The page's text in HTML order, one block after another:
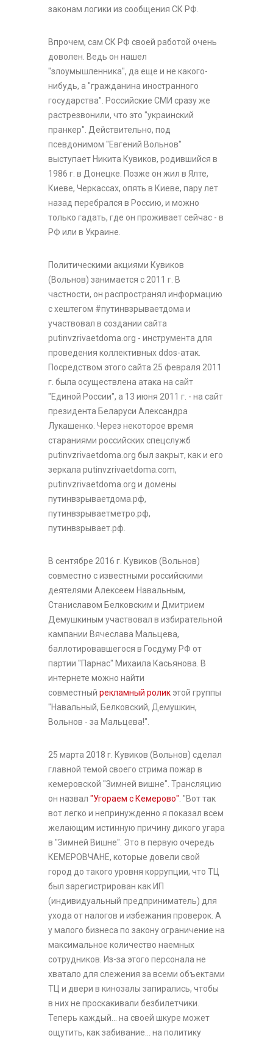
законам логики из сообщения СК РФ.
Впрочем, сам СК РФ своей работой очень
доволен. Ведь он нашел
"злоумышленника", да еще и не какого-
нибудь, а "гражданина иностранного
государства". Российские СМИ сразу же
растрезвонили, что это "украинский
пранкер". Действительно, под
псевдонимом "Евгений Вольнов"
выступает Никита Кувиков, родившийся в
1986 г. в Донецке. Позже он жил в Ялте,
Киеве, Черкассах, опять в Киеве, пару лет
назад перебрался в Россию, и можно
только гадать, где он проживает сейчас - в
РФ или в Украине.
Политическими акциями Кувиков
(Вольнов) занимается с 2011 г. В
частности, он распространял информацию
с хештегом #путинвзрываетдома и
участвовал в создании сайта
putinvzrivaetdoma.org - инструмента для
проведения коллективных ddos-атак.
Посредством этого сайта 25 февраля 2011
г. была осуществлена атака на сайт
"Единой России", а 13 июня 2011 г. - на сайт
президента Беларуси Александра
Лукашенко. Через некоторое время
стараниями российских спецслужб
putinvzrivaetdoma.org был закрыт, как и его
зеркала putinvzrivaetdoma.com,
putinvzrivaetdoma.org и домены
путинвзрываетдома.рф,
путинвзрываетметро.рф,
путинвзрывает.рф.
В сентябре 2016 г. Кувиков (Вольнов)
совместно с известными российскими
деятелями Алексеем Навальным,
Станиславом Белковским и Дмитрием
Демушкиным участвовал в избирательной
кампании Вячеслава Мальцева,
баллотировавшегося в Госдуму РФ от
партии "Парнас" Михаила Касьянова. В
интернете можно найти
совместный рекламный ролик этой группы
"Навальный, Белковский, Демушкин,
Вольнов - за Мальцева!".
25 марта 2018 г. Кувиков (Вольнов) сделал
главной темой своего стрима пожар в
кемеровской "Зимней вишне". Трансляцию
он назвал "Угораем с Кемерово" . "Вот так
вот легко и непринужденно я показал всем
желающим истинную причину дикого угара
в "Зимней Вишне". Это в первую очередь
КЕМЕРОВЧАНЕ, которые довели свой
город до такого уровня коррупции, что ТЦ
был зарегистрирован как ИП
(индивидуальный предприниматель) для
ухода от налогов и избежания проверок. А
у малого бизнеса по закону ограничение на
максимальное количество наемных
сотрудников. Из-за этого персонала не
хватало для слежения за всеми объектами
ТЦ и двери в кинозалы запирались, чтобы
в них не проскакивали безбилетчики.
Теперь каждый... на своей шкуре может
ощутить, как забивание... на политику